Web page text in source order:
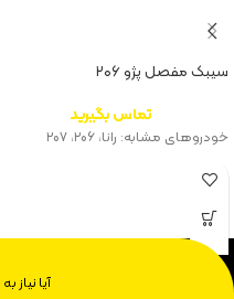
سیبک مفصل پژو ۲۰۶
تماس بگیرید
خودروهای مشابه: رانا، ۲۰۶، ۲۰۷
آیا نیاز